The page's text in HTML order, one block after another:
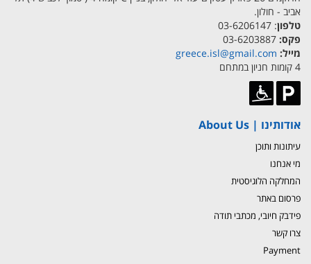
אביב - חולון.
טלפון: 03-6206147
פקס:
מייל: greece.isl@gmail.com
4 קומות חניון במתחם
אודותינו | About Us
עיתונות ותוכן
מי אנחנו
המחלקה הלוגיסטית
פרסום באתר
פידבק חיובי, מכתבי תודה
צרו קשר
Payment